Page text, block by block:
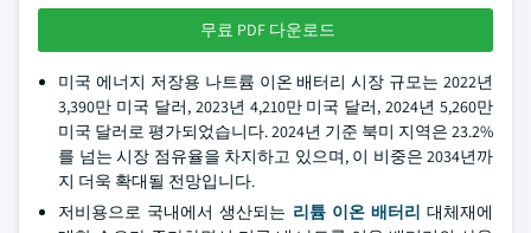
무료 PDF 다운로드
미국 에너지 저장용 나트륨 이온 배터리 시장 규모는 2022년
3,390만 미국 달러, 2023년 4,210만 미국 달러, 2024년 5,260만
미국 달러로 평가되었습니다. 2024년 기준 북미 지역은 23.2%
를 넘는 시장 점유율을 차지하고 있으며, 이 비중은 2034년까
지 더욱 확대될 전망입니다.
저비용으로 국내에서 생산되는 리튬 이온 배터리 대체재에